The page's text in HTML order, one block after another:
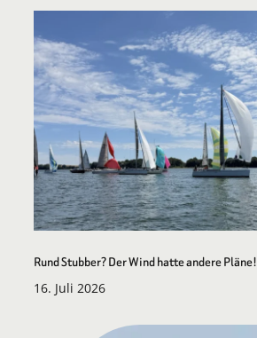
Rund Stubber? Der Wind hatte andere Pläne!
16. Juli 2026